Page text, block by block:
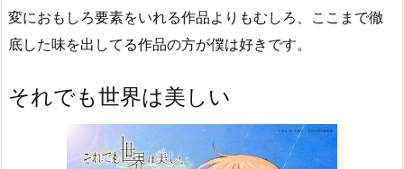
変におもしろ要素をいれる作品よりもむしろ、ここまで徹
底した味を出してる作品の方が僕は好きです。
それでも世界は美しい